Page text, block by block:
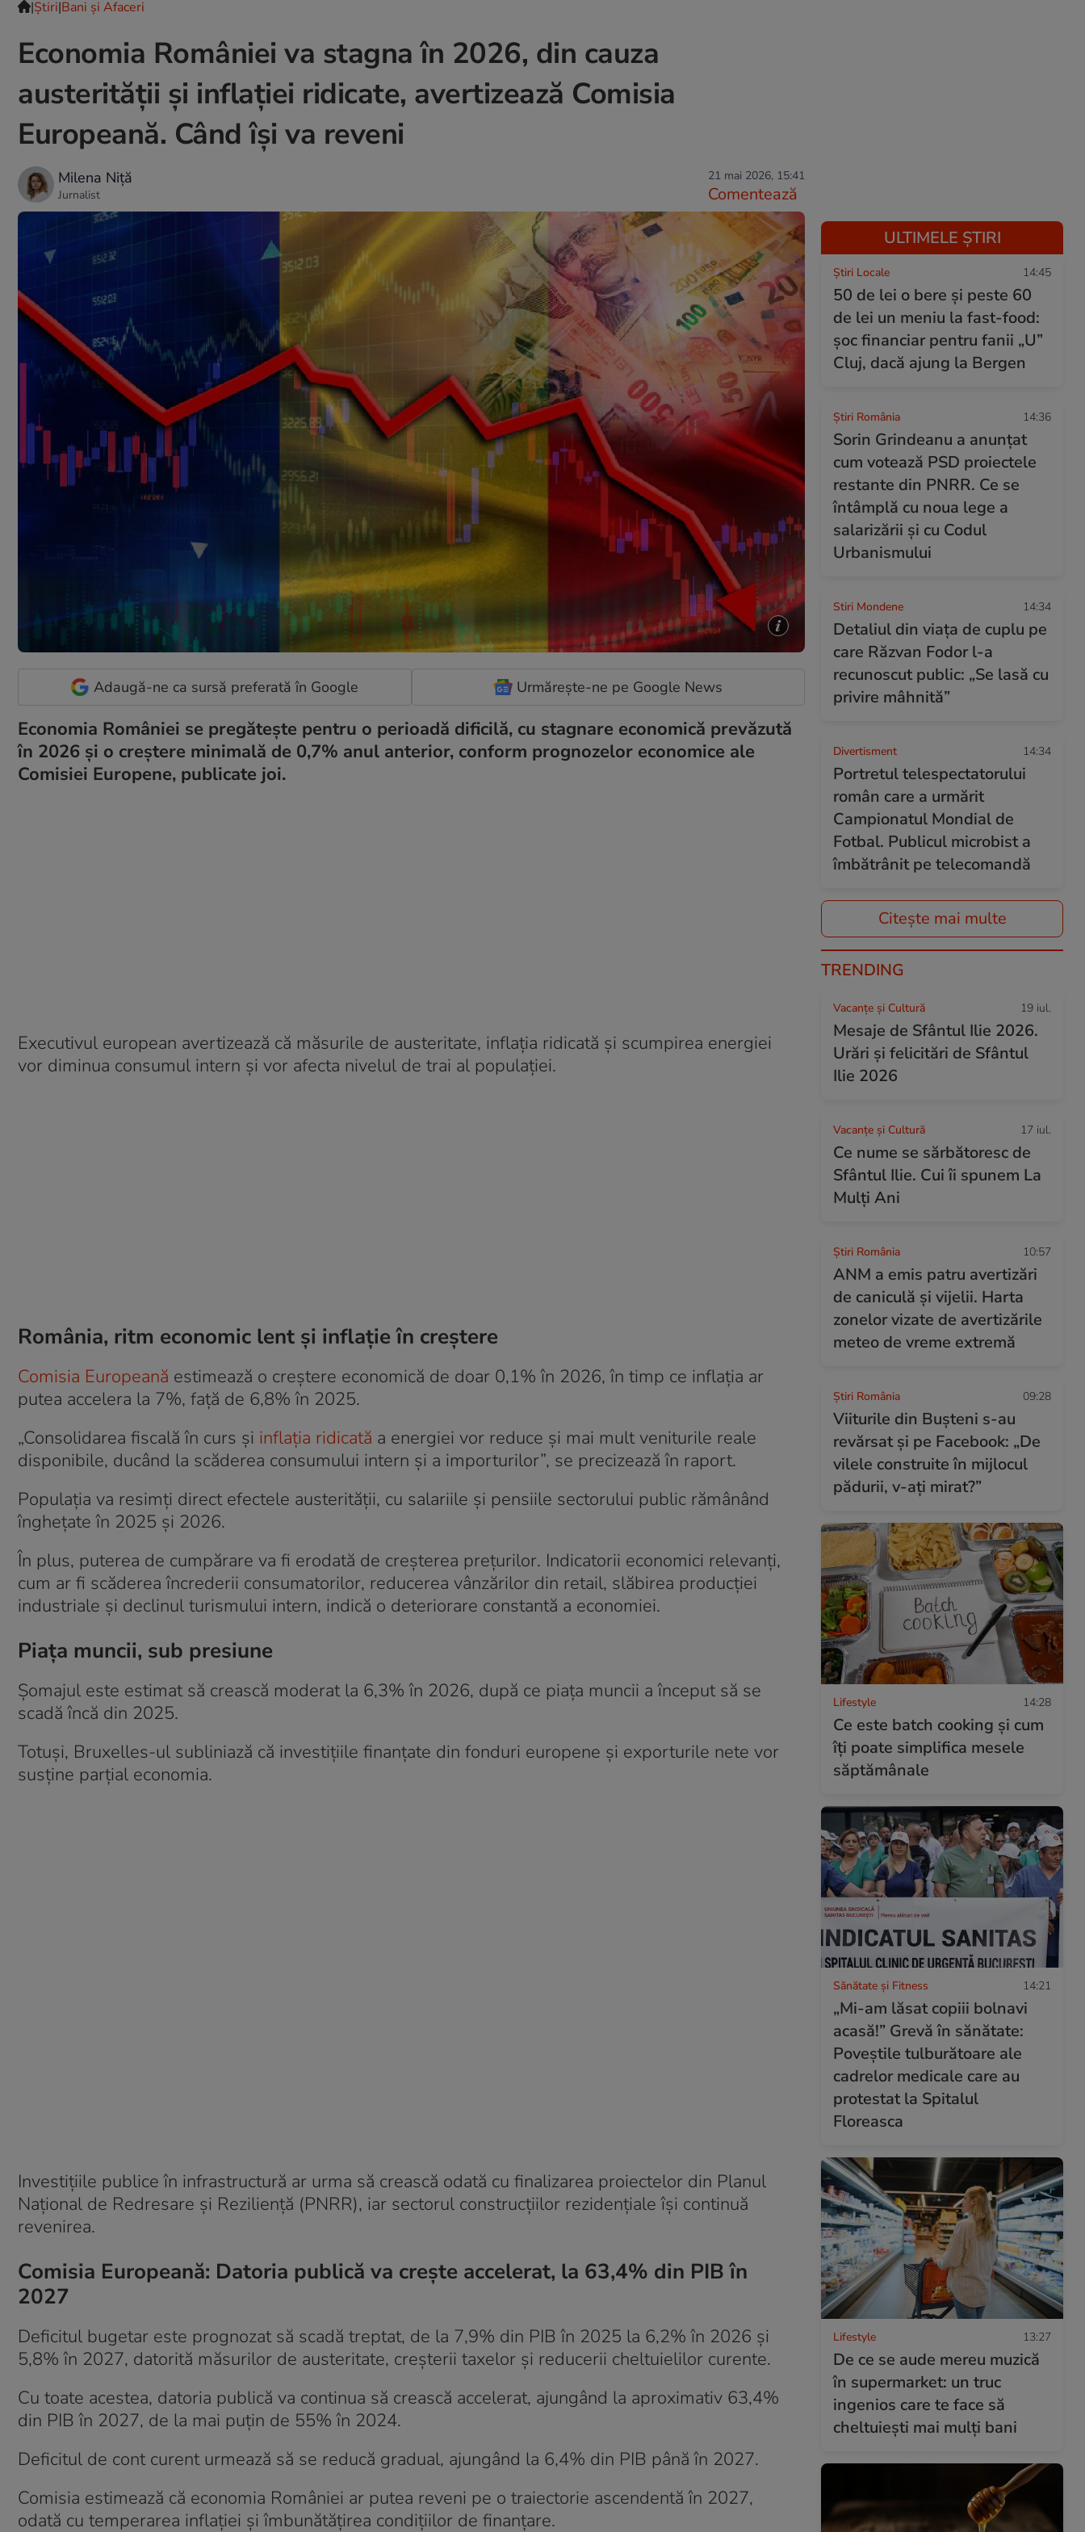
|Ştiri|Bani și Afaceri
Economia României va stagna în 2026, din cauza
austerităţii şi inflaţiei ridicate, avertizează Comisia
Europeană. Când își va reveni
Milena Niță
Jurnalist
21 mai 2026, 15:41
Comentează
Adaugă-ne ca sursă preferată în Google Urmărește-ne pe Google News
Economia României se pregătește pentru o perioadă dificilă, cu stagnare economică prevăzută
în 2026 și o creștere minimală de 0,7% anul anterior, conform prognozelor economice ale
Comisiei Europene, publicate joi.
Executivul european avertizează că măsurile de austeritate, inflația ridicată și scumpirea energiei
vor diminua consumul intern și vor afecta nivelul de trai al populației.
România, ritm economic lent și inflație în creștere
Comisia Europeană estimează o creștere economică de doar 0,1% în 2026, în timp ce inflația ar
putea accelera la 7%, față de 6,8% în 2025.
„Consolidarea fiscală în curs și inflația ridicată a energiei vor reduce și mai mult veniturile reale
disponibile, ducând la scăderea consumului intern și a importurilor”, se precizează în raport.
Populația va resimți direct efectele austerității, cu salariile și pensiile sectorului public rămânând
înghețate în 2025 și 2026.
În plus, puterea de cumpărare va fi erodată de creșterea prețurilor. Indicatorii economici relevanți,
cum ar fi scăderea încrederii consumatorilor, reducerea vânzărilor din retail, slăbirea producției
industriale și declinul turismului intern, indică o deteriorare constantă a economiei.
Piața muncii, sub presiune
Șomajul este estimat să crească moderat la 6,3% în 2026, după ce piața muncii a început să se
scadă încă din 2025.
Totuși, Bruxelles-ul subliniază că investițiile finanțate din fonduri europene și exporturile nete vor
susține parțial economia.
Investițiile publice în infrastructură ar urma să crească odată cu finalizarea proiectelor din Planul
Național de Redresare și Reziliență (PNRR), iar sectorul construcțiilor rezidențiale își continuă
revenirea.
Comisia Europeană: Datoria publică va crește accelerat, la 63,4% din PIB în
2027
Deficitul bugetar este prognozat să scadă treptat, de la 7,9% din PIB în 2025 la 6,2% în 2026 și
5,8% în 2027, datorită măsurilor de austeritate, creșterii taxelor și reducerii cheltuielilor curente.
Cu toate acestea, datoria publică va continua să crească accelerat, ajungând la aproximativ 63,4%
din PIB în 2027, de la mai puțin de 55% în 2024.
Deficitul de cont curent urmează să se reducă gradual, ajungând la 6,4% din PIB până în 2027.
Comisia estimează că economia României ar putea reveni pe o traiectorie ascendentă în 2027,
odată cu temperarea inflației și îmbunătățirea condițiilor de finanțare.
ULTIMELE ȘTIRI
Știri Locale 14:45
50 de lei o bere și peste 60
de lei un meniu la fast-food:
șoc financiar pentru fanii „U”
Cluj, dacă ajung la Bergen
Știri România 14:36
Sorin Grindeanu a anunțat
cum votează PSD proiectele
restante din PNRR. Ce se
întâmplă cu noua lege a
salarizării și cu Codul
Urbanismului
Stiri Mondene 14:34
Detaliul din viața de cuplu pe
care Răzvan Fodor l-a
recunoscut public: „Se lasă cu
privire mâhnită”
Divertisment 14:34
Portretul telespectatorului
român care a urmărit
Campionatul Mondial de
Fotbal. Publicul microbist a
îmbătrânit pe telecomandă
Citește mai multe
TRENDING
Vacanțe și Cultură 19 iul.
Mesaje de Sfântul Ilie 2026.
Urări și felicitări de Sfântul
Ilie 2026
Vacanțe și Cultură 17 iul.
Ce nume se sărbătoresc de
Sfântul Ilie. Cui îi spunem La
Mulți Ani
Știri România 10:57
ANM a emis patru avertizări
de caniculă și vijelii. Harta
zonelor vizate de avertizările
meteo de vreme extremă
Știri România 09:28
Viiturile din Bușteni s-au
revărsat și pe Facebook: „De
vilele construite în mijlocul
pădurii, v-ați mirat?”
Lifestyle 14:28
Ce este batch cooking și cum
îți poate simplifica mesele
săptămânale
Sănătate și Fitness 14:21
„Mi-am lăsat copiii bolnavi
acasă!” Grevă în sănătate:
Poveștile tulburătoare ale
cadrelor medicale care au
protestat la Spitalul
Floreasca
Lifestyle 13:27
De ce se aude mereu muzică
în supermarket: un truc
ingenios care te face să
cheltuiești mai mulți bani